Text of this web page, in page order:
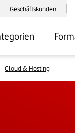
Webseite: Zum
Verlassen der V-Hub
Geschäftskunden
Cloud & Hosting